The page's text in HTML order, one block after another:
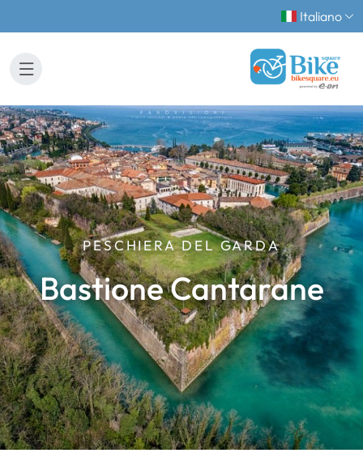
Italiano
PESCHIERA DEL GARDA
Bastione Cantarane